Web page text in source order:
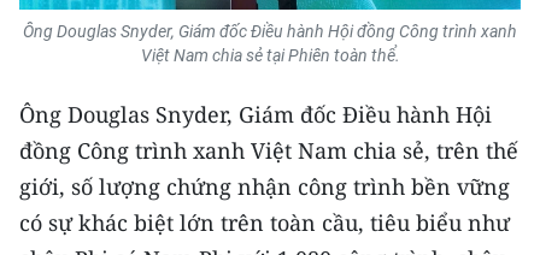
Ông Douglas Snyder, Giám đốc Điều hành Hội đồng Công trình xanh
Việt Nam chia sẻ tại Phiên toàn thể.
Ông Douglas Snyder, Giám đốc Điều hành Hội
đồng Công trình xanh Việt Nam chia sẻ, trên thế
giới, số lượng chứng nhận công trình bền vững
có sự khác biệt lớn trên toàn cầu, tiêu biểu như